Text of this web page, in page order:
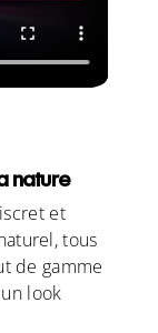
nature
et
tous
de gamme
look